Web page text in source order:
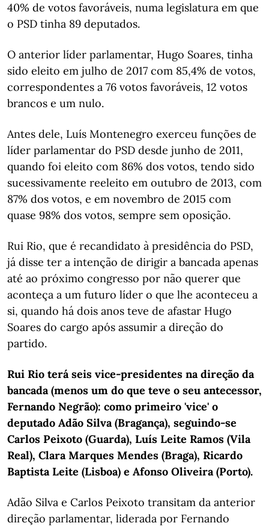
40% de votos favoráveis, numa legislatura em que
o PSD tinha 89 deputados.
O anterior líder parlamentar, Hugo Soares, tinha
sido eleito em julho de 2017 com 85,4% de votos,
correspondentes a 76 votos favoráveis, 12 votos
brancos e um nulo.
Antes dele, Luís Montenegro exerceu funções de
líder parlamentar do PSD desde junho de 2011,
quando foi eleito com 86% dos votos, tendo sido
sucessivamente reeleito em outubro de 2013, com
87% dos votos, e em novembro de 2015 com
quase 98% dos votos, sempre sem oposição.
Rui Rio, que é recandidato à presidência do PSD,
já disse ter a intenção de dirigir a bancada apenas
até ao próximo congresso por não querer que
aconteça a um futuro líder o que lhe aconteceu a
si, quando há dois anos teve de afastar Hugo
Soares do cargo após assumir a direção do
partido.
Rui Rio terá seis vice-presidentes na direção da
bancada (menos um do que teve o seu antecessor,
Fernando Negrão): como primeiro 'vice' o
deputado Adão Silva (Bragança), seguindo-se
Carlos Peixoto (Guarda), Luís Leite Ramos (Vila
Real), Clara Marques Mendes (Braga), Ricardo
Baptista Leite (Lisboa) e Afonso Oliveira (Porto).
Adão Silva e Carlos Peixoto transitam da anterior
direção parlamentar, liderada por Fernando